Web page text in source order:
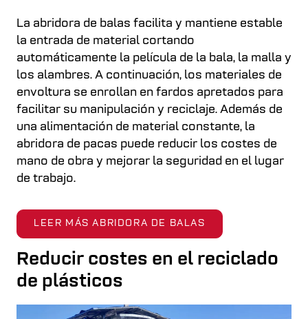
La abridora de balas facilita y mantiene estable
la entrada de material cortando
automáticamente la película de la bala, la malla y
los alambres. A continuación, los materiales de
envoltura se enrollan en fardos apretados para
facilitar su manipulación y reciclaje. Además de
una alimentación de material constante, la
abridora de pacas puede reducir los costes de
mano de obra y mejorar la seguridad en el lugar
de trabajo.
LEER MÁS ABRIDORA DE BALAS
Reducir costes en el reciclado
de plásticos